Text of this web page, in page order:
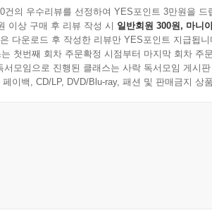
건의 우수리뷰를 선정하여 YES포인트 3만원을 드
이상 구매 후 리뷰 작성 시 일반회원 300원, 마니
다운로드 후 작성한 리뷰만 YES포인트 지급됩니
는 첫번째 회차 주문확정 시점부터 마지막 회차 주
서모임으로 진행된 클래스는 사락 독서모임 게시
페이백, CD/LP, DVD/Blu-ray, 패션 및 판매금지 상